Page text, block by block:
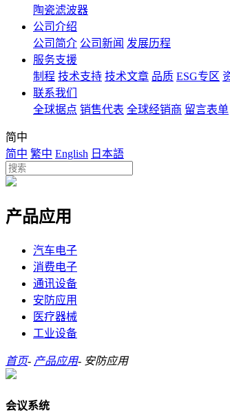
陶瓷滤波器
公司介绍
公司简介 公司新闻 发展历程
服务支援
制程 技术支持 技术文章 品质 ESG专区
联系我们
全球据点 销售代表 全球经销商 留言表单
简中
简中 繁中 English 日本語
产品应用
汽车电子
消费电子
通讯设备
安防应用
医疗器械
工业设备
首页- 产品应用- 安防应用
会议系统